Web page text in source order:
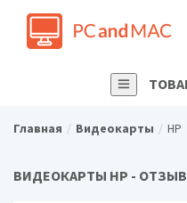
Главная Видеокарты HP
ВИДЕОКАРТЫ HP -